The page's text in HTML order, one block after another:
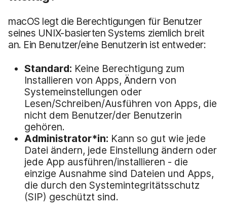
macOS legt die Berechtigungen für Benutzer
seines UNIX-basierten Systems ziemlich breit
an. Ein Benutzer/eine Benutzerin ist entweder:
Standard: Keine Berechtigung zum
Installieren von Apps, Ändern von
Systemeinstellungen oder
Lesen/Schreiben/Ausführen von Apps, die
nicht dem Benutzer/der Benutzerin
gehören.
Administrator*in: Kann so gut wie jede
Datei ändern, jede Einstellung ändern oder
jede App ausführen/installieren - die
einzige Ausnahme sind Dateien und Apps,
die durch den Systemintegritätsschutz
(SIP) geschützt sind.